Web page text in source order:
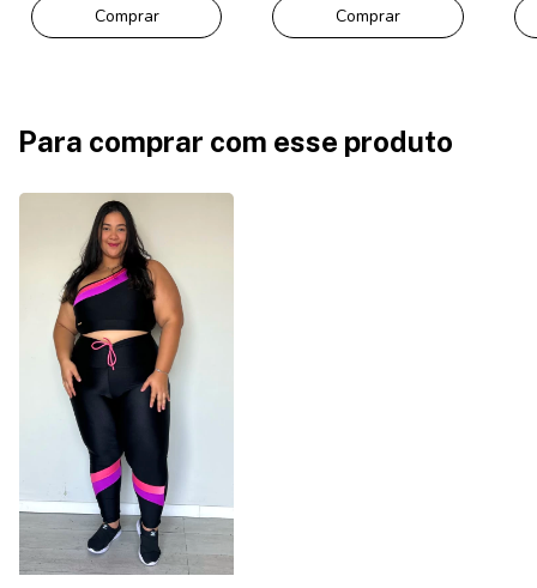
Comprar Comprar
Para comprar com esse produto